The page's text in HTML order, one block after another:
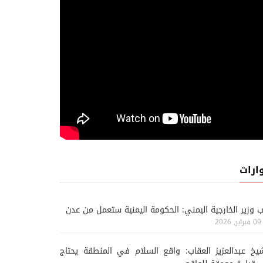
وزير الخارجية اليمني: الحكومة اليمنية ستعمل من عدن
09 فبراير, 2026
عبدالعزيز العقاب: واقع السلام في المنطقة يحتاج